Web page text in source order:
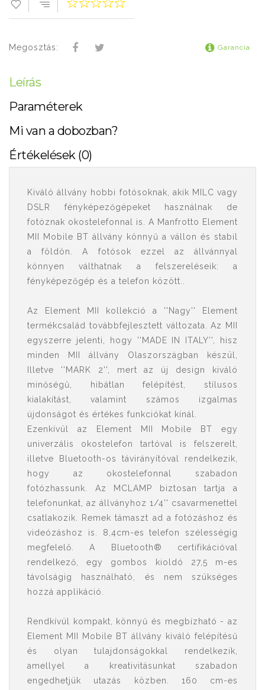
Megosztás: Garancia
Leírás
Paraméterek
Mi van a dobozban?
Értékelések (0)
Kiváló állvány hobbi fotósoknak, akik MILC vagy
DSLR fényképezőgépeket használnak de
fotóznak okostelefonnal is. A Manfrotto Element
MII Mobile BT állvány könnyű a vállon és stabil
a földön. A fotósok ezzel az állvánnyal
könnyen válthatnak a felszereléseik: a
fényképezőgép és a telefon között..
Az Element MII kollekció a ''Nagy'' Element
termékcsalád továbbfejlesztett változata. Az MII
egyszerre jelenti, hogy ''MADE IN ITALY'', hisz
minden MII állvány Olaszországban készül,
Illetve ''MARK 2'', mert az új design kiváló
minőségű, hibátlan felépítést, stílusos
kialakítást, valamint számos izgalmas
újdonságot és értékes funkciókat kínál.
Ezenkívül az Element MII Mobile BT egy
univerzális okostelefon tartóval is felszerelt,
illetve Bluetooth-os távirányítóval rendelkezik,
hogy az okostelefonnal szabadon
fotózhassunk. Az MCLAMP biztosan tartja a
telefonunkat, az állványhoz 1/4'' csavarmenettel
csatlakozik. Remek támaszt ad a fotózáshoz és
videózáshoz is. 8,4cm-es telefon szélességig
megfelelő. A Bluetooth® certifikációval
rendelkező, egy gombos kioldó 27,5 m-es
távolságig használható, és nem szükséges
hozzá applikáció.
Rendkívül kompakt, könnyű és megbízható - az
Element MII Mobile BT állvány kiváló felépítésű
és olyan tulajdonságokkal rendelkezik,
amellyel a kreativitásunkat szabadon
engedhetjük utazás közben. 160 cm-es